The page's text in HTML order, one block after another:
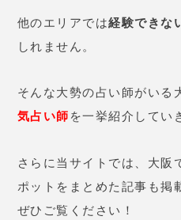
他のエリアでは経験できな
しれません。
そんな大勢の占い師がいる
気占い師 を一挙紹介してい
さらに当サイトでは、大阪
ポットをまとめた記事も掲
ぜひご覧ください！